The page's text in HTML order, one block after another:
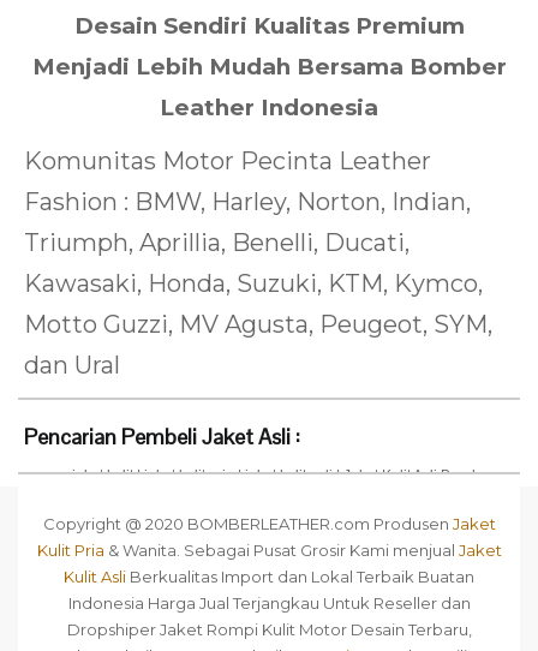
Desain Sendiri Kualitas Premium
Menjadi Lebih Mudah Bersama Bomber
Leather Indonesia
Komunitas Motor Pecinta Leather
Fashion : BMW, Harley, Norton, Indian,
Triumph, Aprillia, Benelli, Ducati,
Kawasaki, Honda, Suzuki, KTM, Kymco,
Motto Guzzi, MV Agusta, Peugeot, SYM,
dan Ural
Pencarian Pembeli Jaket Asli :
jaket kulit|jaket kulit pria|jaket kulit asli|Jaket Kulit Asli Bandung
Jakarta Timur Daerah Khusus Ibukota Jakarta
jaket kulit bandung
toko jaket kulit di jakarta|jaket kulit cibaduyut | jaket kulit murah|
jaket kulit jakarta |toko jaket kulit di bandung|jaket|HMS Jaket
Kulit Asli Garut Kota Jakarta Timur Daerah Khusus Ibukota Jakarta
harga jaket kulit garut
Maros Jaket Kulit Kota Jakarta Barat Daerah Khusus Ibukota
Jakarta 11550| toko jaket kulit domba asli di bandung|Maros Jaket
Copyright @ 2020 BOMBERLEATHER.com Produsen Jaket
Kulit Pria & Wanita. Sebagai Pusat Grosir Kami menjual Jaket
Kulit Asli Berkualitas Import dan Lokal Terbaik Buatan
Indonesia Harga Jual Terjangkau Untuk Reseller dan
Dropshiper Jaket Rompi Kulit Motor Desain Terbaru,